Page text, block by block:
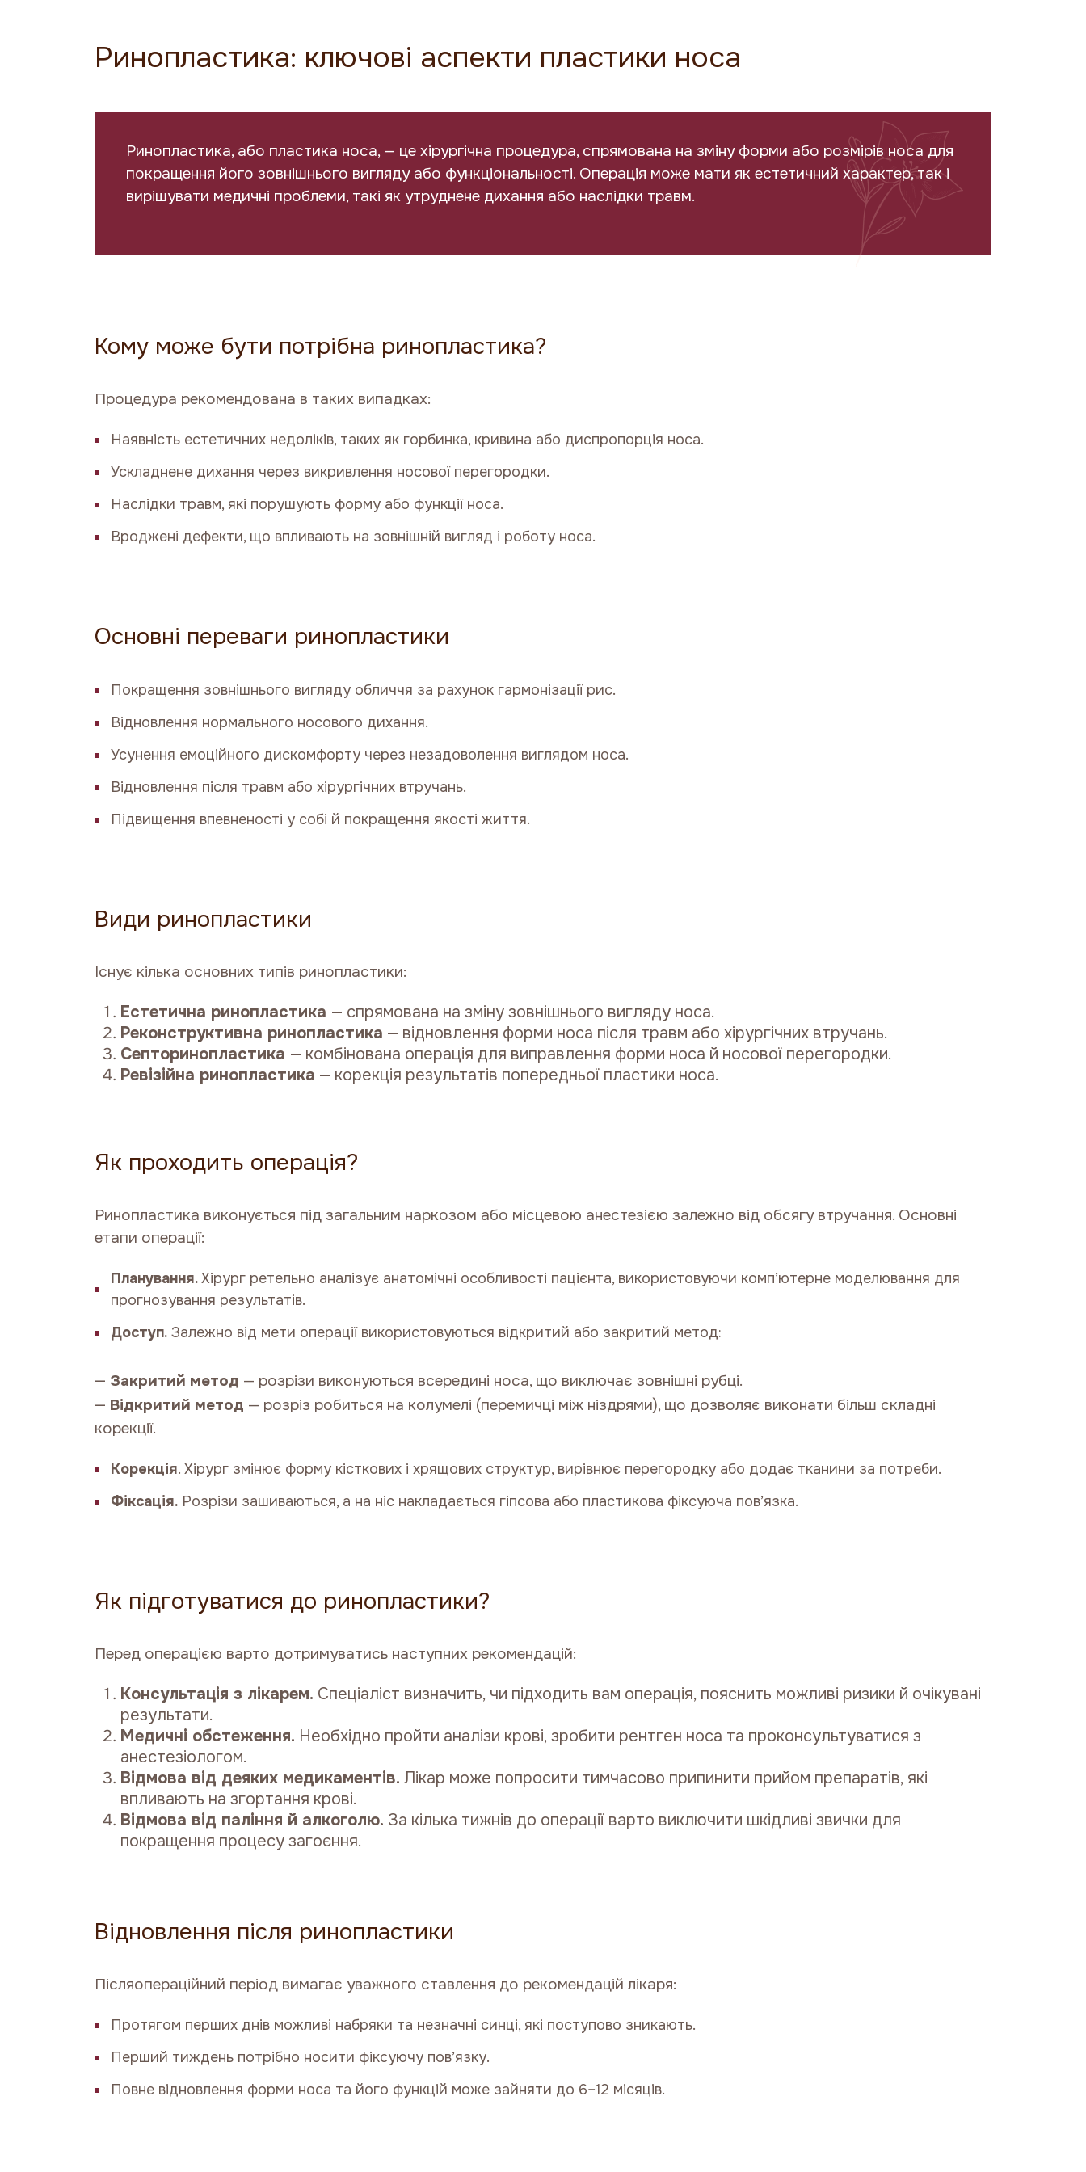
Ринопластика: ключові аспекти пластики носа
Ринопластика, або пластика носа, — це хірургічна процедура, спрямована на зміну форми або розмірів носа для
покращення його зовнішнього вигляду або функціональності. Операція може мати як естетичний характер, так і
вирішувати медичні проблеми, такі як утруднене дихання або наслідки травм.
Кому може бути потрібна ринопластика?
Процедура рекомендована в таких випадках:
Наявність естетичних недоліків, таких як горбинка, кривина або диспропорція носа.
Ускладнене дихання через викривлення носової перегородки.
Наслідки травм, які порушують форму або функції носа.
Вроджені дефекти, що впливають на зовнішній вигляд і роботу носа.
Основні переваги ринопластики
Покращення зовнішнього вигляду обличчя за рахунок гармонізації рис.
Відновлення нормального носового дихання.
Усунення емоційного дискомфорту через незадоволення виглядом носа.
Відновлення після травм або хірургічних втручань.
Підвищення впевненості у собі й покращення якості життя.
Види ринопластики
Існує кілька основних типів ринопластики:
Естетична ринопластика — спрямована на зміну зовнішнього вигляду носа.
Реконструктивна ринопластика — відновлення форми носа після травм або хірургічних втручань.
Септоринопластика — комбінована операція для виправлення форми носа й носової перегородки.
Ревізійна ринопластика — корекція результатів попередньої пластики носа.
Як проходить операція?
Ринопластика виконується під загальним наркозом або місцевою анестезією залежно від обсягу втручання. Основні
етапи операції:
Планування.Хірург ретельно аналізує анатомічні особливості пацієнта, використовуючи комп’ютерне моделювання для
прогнозування результатів.
Доступ. Залежно від мети операції використовуються відкритий або закритий метод:
— Закритий метод — розрізи виконуються всередині носа, що виключає зовнішні рубці.
— Відкритий метод — розріз робиться на колумелі (перемичці між ніздрями), що дозволяє виконати більш складні
корекції.
Корекція. Хірург змінює форму кісткових і хрящових структур, вирівнює перегородку або додає тканини за потреби.
Фіксація. Розрізи зашиваються, а на ніс накладається гіпсова або пластикова фіксуюча пов’язка.
Як підготуватися до ринопластики?
Перед операцією варто дотримуватись наступних рекомендацій:
Консультація з лікарем. Спеціаліст визначить, чи підходить вам операція, пояснить можливі ризики й очікувані
результати.
Медичні обстеження. Необхідно пройти аналізи крові, зробити рентген носа та проконсультуватися з
анестезіологом.
Відмова від деяких медикаментів. Лікар може попросити тимчасово припинити прийом препаратів, які
впливають на згортання крові.
Відмова від паління й алкоголю. За кілька тижнів до операції варто виключити шкідливі звички для
покращення процесу загоєння.
Відновлення після ринопластики
Післяопераційний період вимагає уважного ставлення до рекомендацій лікаря:
Протягом перших днів можливі набряки та незначні синці, які поступово зникають.
Перший тиждень потрібно носити фіксуючу пов’язку.
Повне відновлення форми носа та його функцій може зайняти до 6–12 місяців.